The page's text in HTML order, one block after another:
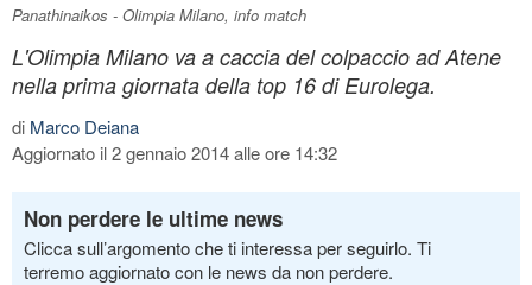
Panathinaikos - Olimpia Milano, info match
L'Olimpia Milano va a caccia del colpaccio ad Atene
nella prima giornata della top 16 di Eurolega.
di Marco Deiana
Aggiornato il 2 gennaio 2014 alle ore 14:32
Non perdere le ultime news
Clicca sull’argomento che ti interessa per seguirlo. Ti
terremo aggiornato con le news da non perdere.